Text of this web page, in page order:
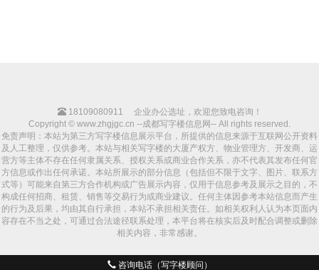
18109080911
企业办公选址，欢迎您致电咨询！
Copyright © www.zhgjgc.cn --成都写字楼信息网-- All rights reserved.
免责声明：本站为第三方写字楼信息展示平台，所提供的信息来源于互联网公开资料
及人工整理，仅供参考。本站与相关写字楼的大厦产权方、物业管理方、开发商、运
营方等主体不存在任何隶属关系、授权关系或商业合作关系，亦不代表其发布任何官
方信息或作出任何承诺。本站所展示的部分信息（包括但不限于文字、图片、联系方
式等）可能来自第三方合作机构或广告展示内容，仅用于信息参考及展示之目的，不
构成任何招商、租赁、销售等交易行为或商业建议。任何主体因参考本站信息而产生
的行为及后果，均由其自行承担，本站不承担相关责任。如相关权利人认为本页面内
容存在不当之处，可通过合法途径联系处理，本平台将在核实后及时配合调整或删除
相关内容，非常感谢。
咨询电话（写字楼顾问）